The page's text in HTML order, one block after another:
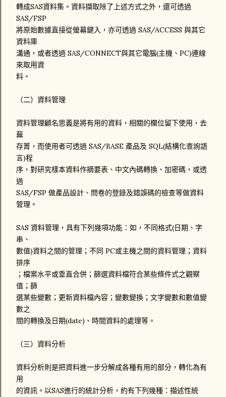
轉成SAS資料集。資料擷取除了上述方式之外，還可透過
SAS/FSP
將原始數據直接從螢幕鍵入，亦可透過 SAS/ACCESS 與其它
資料庫
溝通，或者透過 SAS/CONNECT與其它電腦(主機、PC)連線
來取用資
料。
（二）資料管理
資料管理顧名思義是將有用的資料，相關的欄位留下使用，去
蕪
存菁，而使用者可透過 SAS/BASE 產品及 SQL(結構化查詢語
言)程
序，對研究樣本資料作摘要表、中文內碼轉換、加密碼，或透
過
SAS/FSP 做產品設計、問卷的登錄及錯誤碼的檢查等做資料
管理。
SAS 資料管理，具有下列幾項功能：如，不同格式(日期、字
串、
數值)資料之間的管理；不同 PC或主機之間的資料管理；資料
排序
；檔案水平或垂直合併；篩選資料檔符合某些條件式之觀察
值；篩
選某些變數；更新資料檔內容；變數變換；文字變數和數值變
數之
間的轉換及日期(date)、時間資料的處理等。
（三）資料分析
資料分析則是把資料進一步分解成各種有用的部分，轉化為有
用
的資訊。以SAS進行的統計分析，約有下列幾種：描述性統